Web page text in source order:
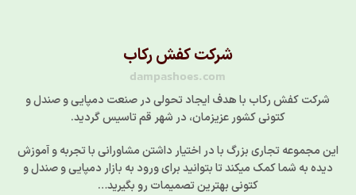
شرکت کفش رکاب
dampashoes.com
شرکت کفش رکاب با هدف ایجاد تحولی در صنعت دمپایی و صندل و
کتونی کشور عزیزمان، در شهر قم تاسیس گردید.
این مجموعه تجاری بزرگ با در اختیار داشتن مشاورانی با تجربه و آموزش
دیده به شما کمک میکند تا بتوانید برای ورود به بازار دمپایی و صندل و
کتونی بهترین تصمیمات رو بگیرید…